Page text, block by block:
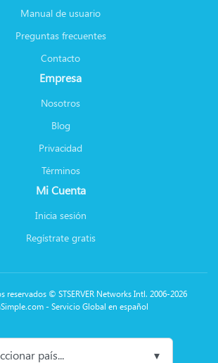
Manual de usuario
Preguntas frecuentes
Contacto
Empresa
Nosotros
Blog
Privacidad
Términos
Mi Cuenta
Inicia sesión
Regístrate gratis
reservados © STSERVER Networks Intl. 2006-2026
- Servicio Global en español
país... ▾